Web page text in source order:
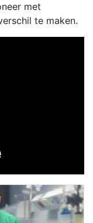
met
te maken.